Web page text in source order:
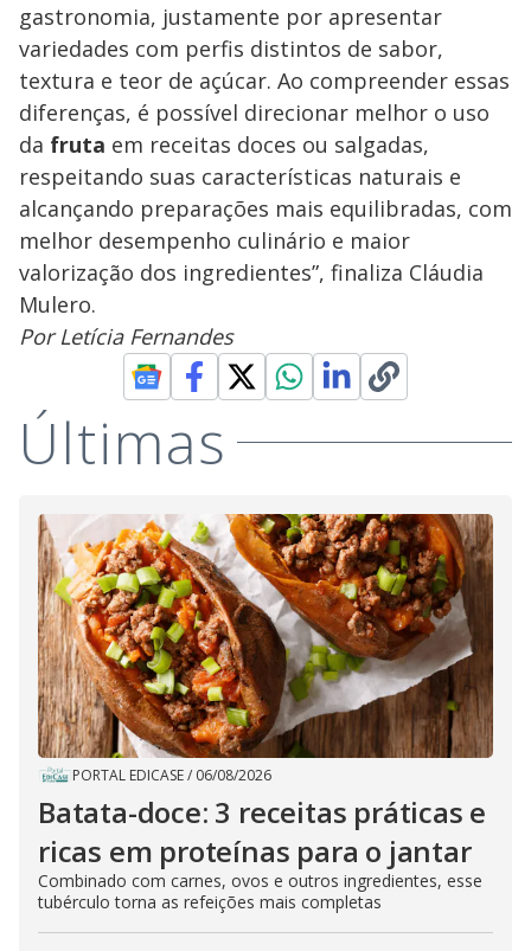
gastronomia, justamente por apresentar
variedades com perfis distintos de sabor,
textura e teor de açúcar. Ao compreender essas
diferenças, é possível direcionar melhor o uso
da fruta em receitas doces ou salgadas,
respeitando suas características naturais e
alcançando preparações mais equilibradas, com
melhor desempenho culinário e maior
valorização dos ingredientes”, finaliza Cláudia
Mulero.
Por Letícia Fernandes
Últimas
PORTAL EDICASE/ 06/08/2026
Batata-doce: 3 receitas práticas e
ricas em proteínas para o jantar
Combinado com carnes, ovos e outros ingredientes, esse
tubérculo torna as refeições mais completas